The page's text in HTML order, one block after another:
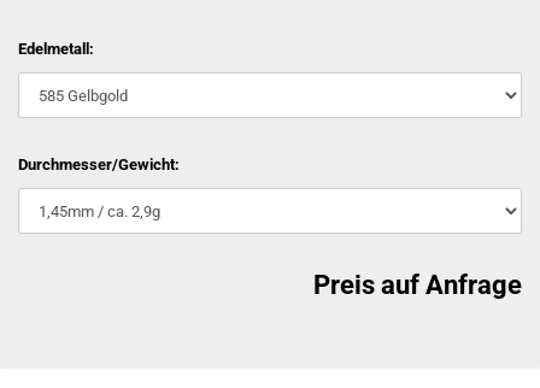
Edelmetall:
Durchmesser/Gewicht:
Preis auf Anfrage